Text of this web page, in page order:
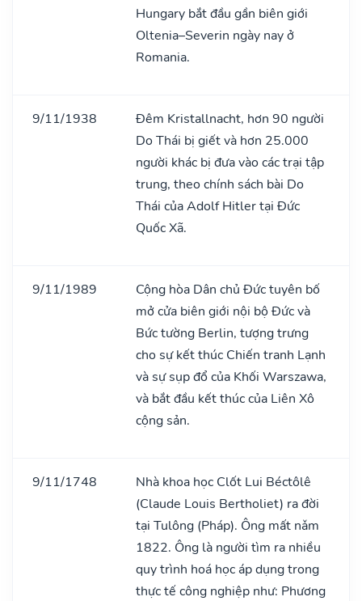
Hungary bắt đầu gần biên giới
Oltenia–Severin ngày nay ở
Romania.
9/11/1938
Đêm Kristallnacht, hơn 90 người
Do Thái bị giết và hơn 25.000
người khác bị đưa vào các trại tập
trung, theo chính sách bài Do
Thái của Adolf Hitler tại Đức
Quốc Xã.
9/11/1989
Cộng hòa Dân chủ Đức tuyên bố
mở cửa biên giới nội bộ Đức và
Bức tường Berlin, tượng trưng
cho sự kết thúc Chiến tranh Lạnh
và sự sụp đổ của Khối Warszawa,
và bắt đầu kết thúc của Liên Xô
cộng sản.
9/11/1748
Nhà khoa học Clốt Lui Béctôlê
(Claude Louis Bertholiet) ra đời
tại Tulông (Pháp). Ông mất nǎm
1822. Ông là người tìm ra nhiều
quy trình hoá học áp dụng trong
thực tế công nghiệp như: Phương